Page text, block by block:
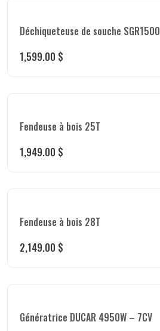
Déchiqueteuse de souche SGR1500
1,599.00 $
Fendeuse à bois 25T
1,949.00 $
Fendeuse à bois 28T
2,149.00 $
Génératrice DUCAR 4950W – 7CV